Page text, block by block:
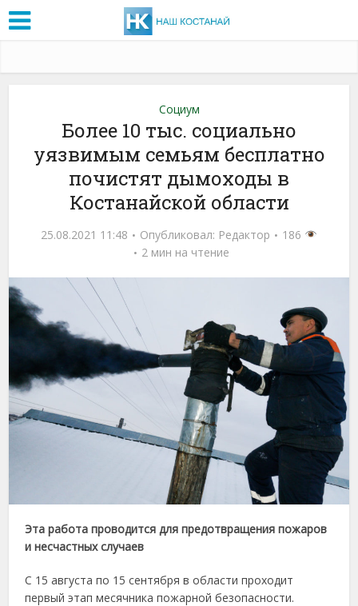
Социум
Более 10 тыс. социально
уязвимым семьям бесплатно
почистят дымоходы в
Костанайской области
25.08.2021 11:48 Опубликовал: Редактор
186
2 мин на чтение
Эта работа проводится для предотвращения пожаров
и несчастных случаев
С 15 августа по 15 сентября в области проходит
первый этап месячника пожарной безопасности.